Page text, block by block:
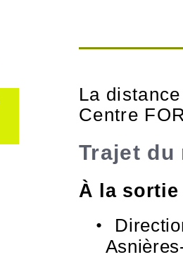
La
Centre
Trajet du
À la sortie
•